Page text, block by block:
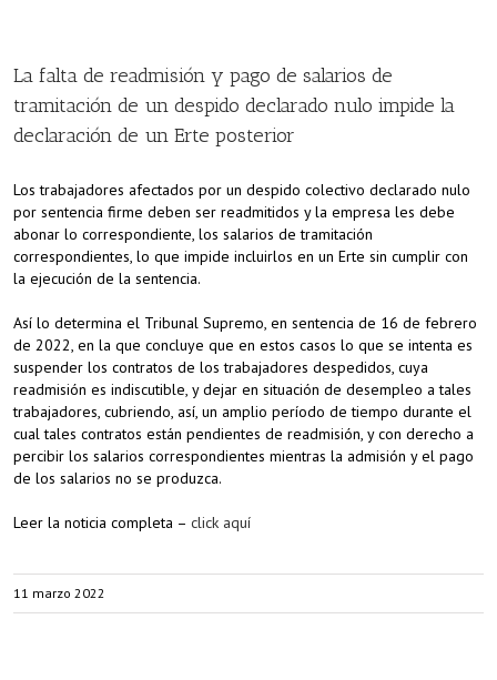
La falta de readmisión y pago de salarios de
tramitación de un despido declarado nulo impide la
declaración de un Erte posterior
Los trabajadores afectados por un despido colectivo declarado nulo
por sentencia firme deben ser readmitidos y la empresa les debe
abonar lo correspondiente, los salarios de tramitación
correspondientes, lo que impide incluirlos en un Erte sin cumplir con
la ejecución de la sentencia.
Así lo determina el Tribunal Supremo, en sentencia de 16 de febrero
de 2022, en la que concluye que en estos casos lo que se intenta es
suspender los contratos de los trabajadores despedidos, cuya
readmisión es indiscutible, y dejar en situación de desempleo a tales
trabajadores, cubriendo, así, un amplio período de tiempo durante el
cual tales contratos están pendientes de readmisión, y con derecho a
percibir los salarios correspondientes mientras la admisión y el pago
de los salarios no se produzca.
Leer la noticia completa – click aquí
11 marzo 2022